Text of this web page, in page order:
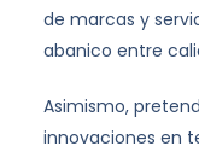
de marcas y
abanico entre
Asimismo,
innovaciones en